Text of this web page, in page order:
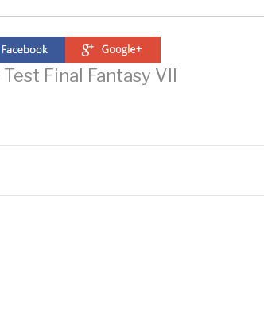
Test Final Fantasy VII